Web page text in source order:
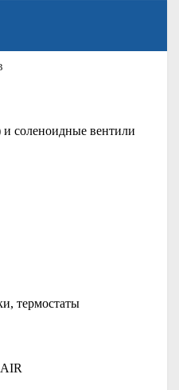
соленоидные вентили
термостаты